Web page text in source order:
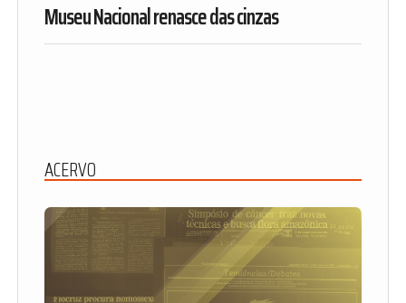
Museu Nacional renasce das cinzas
ACERVO